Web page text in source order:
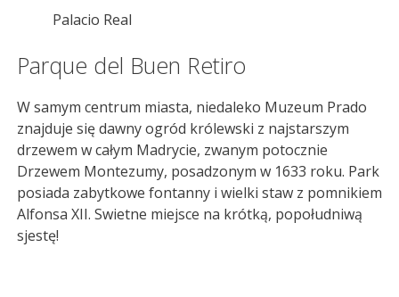
Palacio Real
Parque del Buen Retiro
W samym centrum miasta, niedaleko Muzeum Prado
znajduje się dawny ogród królewski z najstarszym
drzewem w całym Madrycie, zwanym potocznie
Drzewem Montezumy, posadzonym w 1633 roku. Park
posiada zabytkowe fontanny i wielki staw z pomnikiem
Alfonsa XII. Swietne miejsce na krótką, popołudniwą
sjestę!